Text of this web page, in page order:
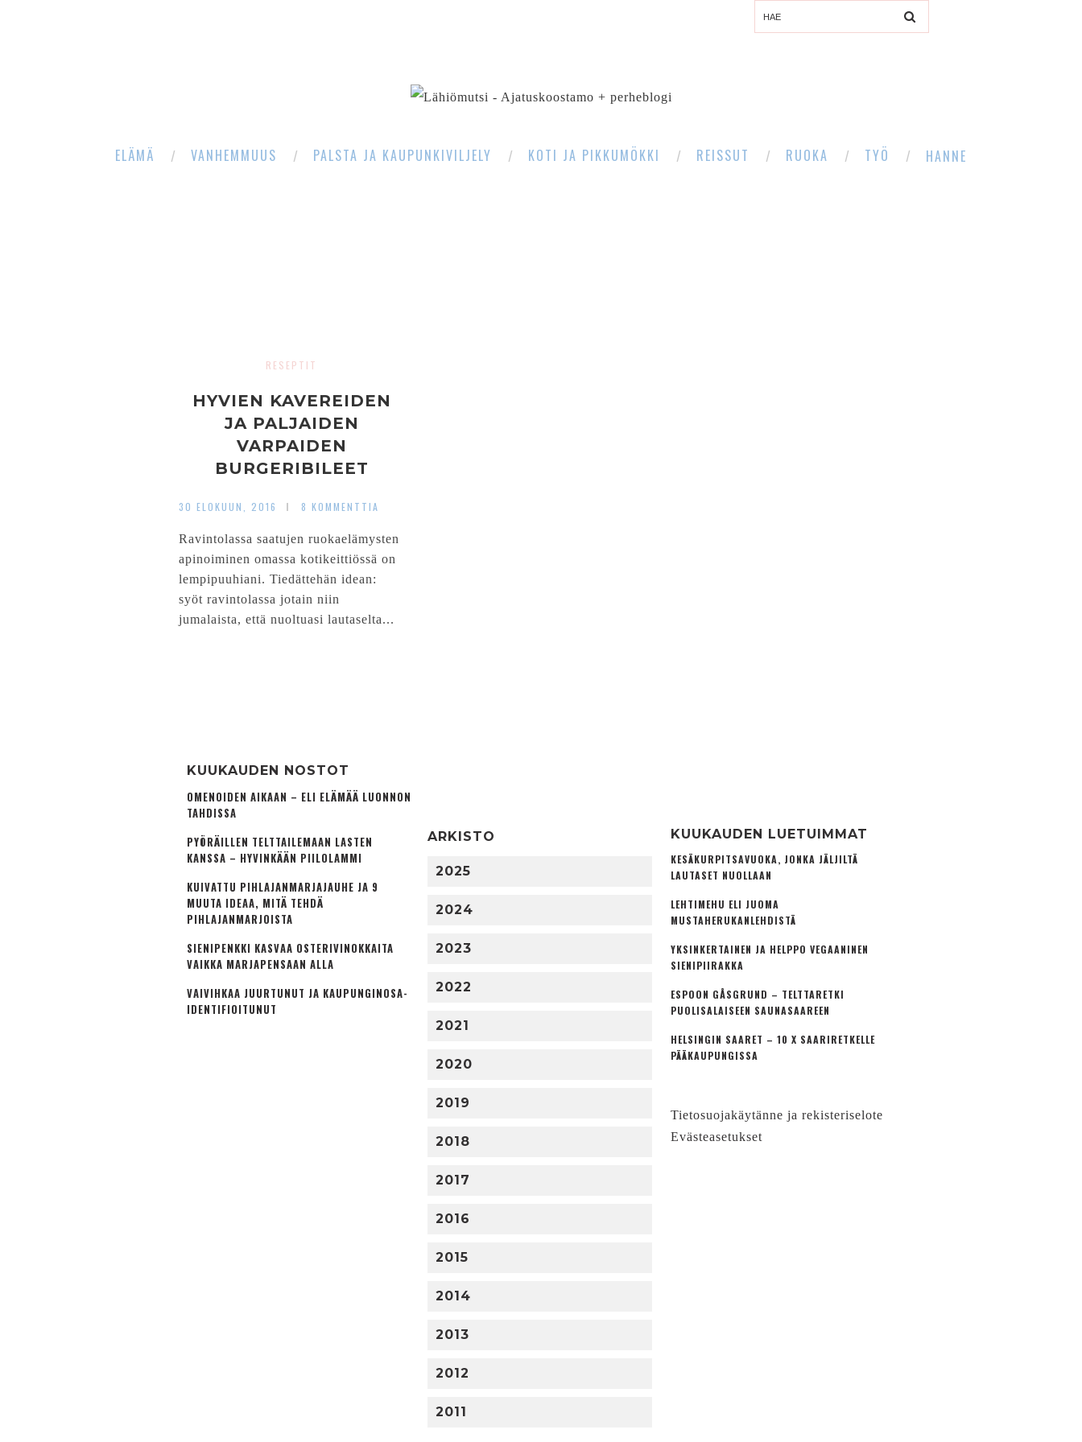
ELÄMÄ VANHEMMUUS PALSTA JA KAUPUNKIVILJELY KOTI JA PIKKUMÖKKI REISSUT RUOKA TYÖ HANNE
RESEPTIT
HYVIEN KAVEREIDEN
JA PALJAIDEN
VARPAIDEN
BURGERIBILEET
30 ELOKUUN, 2016 8 KOMMENTTIA
Ravintolassa saatujen ruokaelämysten
apinoiminen omassa kotikeittiössä on
lempipuuhiani. Tiedättehän idean:
syöt ravintolassa jotain niin
jumalaista, että nuoltuasi lautaselta...
KUUKAUDEN NOSTOT
OMENOIDEN AIKAAN – ELI ELÄMÄÄ LUONNON
TAHDISSA
PYÖRÄILLEN TELTTAILEMAAN LASTEN
KANSSA – HYVINKÄÄN PIILOLAMMI
KUIVATTU PIHLAJANMARJAJAUHE JA 9
MUUTA IDEAA, MITÄ TEHDÄ
PIHLAJANMARJOISTA
SIENIPENKKI KASVAA OSTERIVINOKKAITA
VAIKKA MARJAPENSAAN ALLA
VAIVIHKAA JUURTUNUT JA KAUPUNGINOSA­
IDENTIFIOITUNUT
ARKISTO
2025
2024
2023
2022
2021
2020
2019
2018
2017
2016
2015
2014
2013
2012
2011
KUUKAUDEN LUETUIMMAT
KESÄKURPITSAVUOKA, JONKA JÄLJILTÄ
LAUTASET NUOLLAAN
LEHTIMEHU ELI JUOMA
MUSTAHERUKANLEHDISTÄ
YKSINKERTAINEN JA HELPPO VEGAANINEN
SIENIPIIRAKKA
ESPOON GÅSGRUND – TELTTARETKI
PUOLISALAISEEN SAUNASAAREEN
HELSINGIN SAARET – 10 X SAARIRETKELLE
PÄÄKAUPUNGISSA
Tietosuojakäytänne ja rekisteriselote
Evästeasetukset